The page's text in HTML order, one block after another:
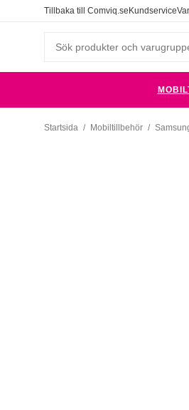
Tillbaka till Comviq.seKundservice
Startsida / Mobiltillbehör /